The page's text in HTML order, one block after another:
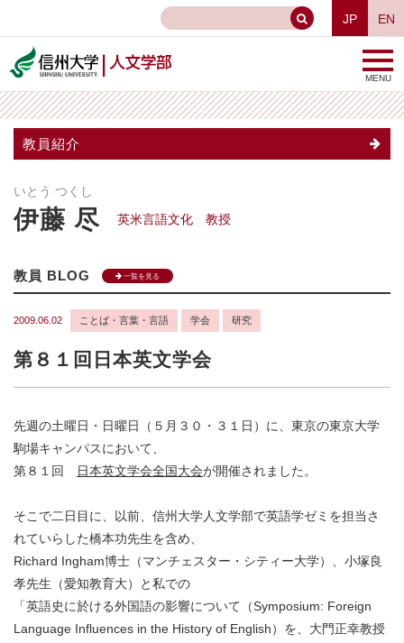
JP EN
MENU
教員紹介
いとう つくし
伊藤 尽 英米言語文化 教授
教員 BLOG 一覧を見る
2009.06.02 ことば・言葉・言語 学会 研究
第８１回日本英文学会
先週の土曜日・日曜日（５月３０・３１日）に、東京の東京大学
駒場キャンパスにおいて、
第８１回
日本英文学会全国大会が開催されました。
そこで二日目に、以前、信州大学人文学部で英語学ゼミを担当さ
れていらした橋本功先生を含め、
Richard Ingham博士（マンチェスター・シティー大学）、小塚良
孝先生（愛知教育大）と私での
「英語史に於ける外国語の影響について（Symposium: Foreign
Language Influences in the History of English）を、大門正幸教授